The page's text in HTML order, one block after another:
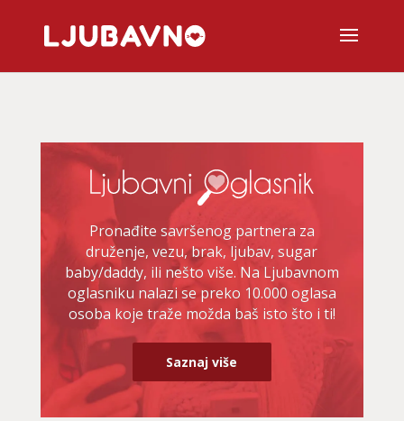
Pronađite savršenog partnera za
druženje, vezu, brak, ljubav, sugar
baby/daddy, ili nešto više. Na Ljubavnom
oglasniku nalazi se preko 10.000 oglasa
osoba koje traže možda baš isto što i ti!
Saznaj više